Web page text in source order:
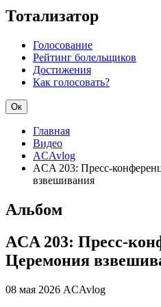
Тотализатор
Голосование
Рейтинг болельщиков
Достижения
Как голосовать?
Ок
Главная
Видео
ACAvlog
ACA 203: Пресс-
взвешивания
Альбом
ACA 203: Пресс-
Церемония
08 мая 2026 ACAvlog